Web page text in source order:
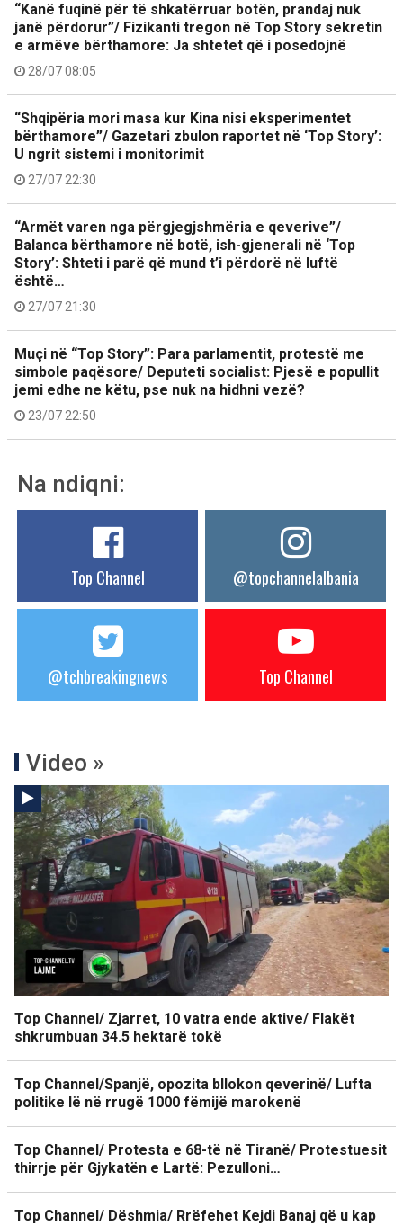
“Kanë fuqinë për të shkatërruar botën, prandaj nuk
janë përdorur”/ Fizikanti tregon në Top Story sekretin
e armëve bërthamore: Ja shtetet që i posedojnë
28/07 08:05
“Shqipëria mori masa kur Kina nisi eksperimentet
bërthamore”/ Gazetari zbulon raportet në ‘Top Story’:
U ngrit sistemi i monitorimit
27/07 22:30
“Armët varen nga përgjegjshmëria e qeverive”/
Balanca bërthamore në botë, ish-gjenerali në ‘Top
Story’: Shteti i parë që mund t’i përdorë në luftë
është…
27/07 21:30
Muçi në “Top Story”: Para parlamentit, protestë me
simbole paqësore/ Deputeti socialist: Pjesë e popullit
jemi edhe ne këtu, pse nuk na hidhni vezë?
23/07 22:50
Na ndiqni:
Top Channel @topchannelalbania
@tchbreakingnews Top Channel
Video »
Top Channel/ Zjarret, 10 vatra ende aktive/ Flakët
shkrumbuan 34.5 hektarë tokë
Top Channel/Spanjë, opozita bllokon qeverinë/ Lufta
politike lë në rrugë 1000 fëmijë marokenë
Top Channel/ Protesta e 68-të në Tiranë/ Protestuesit
thirrje për Gjykatën e Lartë: Pezulloni…
Top Channel/ Dëshmia/ Rrëfehet Kejdi Banaj që u kap